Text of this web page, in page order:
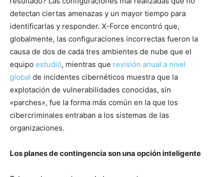
detectan ciertas amenazas y un mayor tiempo para
identificarlas y responder. X-Force encontró que,
globalmente, las configuraciones incorrectas fueron la
causa de dos de cada tres ambientes de nube que el
equipo estudió, mientras que revisión anual a nivel
global de incidentes cibernéticos muestra que la
explotación de vulnerabilidades conocidas, sin
«parches», fue la forma más común en la que los
cibercriminales entraban a los sistemas de las
organizaciones.
Los planes de contingencia son una opción inteligente